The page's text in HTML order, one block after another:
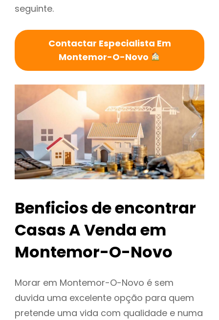
seguinte.
Contactar Especialista Em
Montemor-O-Novo
Benficios de encontrar
Casas A Venda em
Montemor-O-Novo
Morar em Montemor-O-Novo é sem
duvida uma excelente opção para quem
pretende uma vida com qualidade e numa